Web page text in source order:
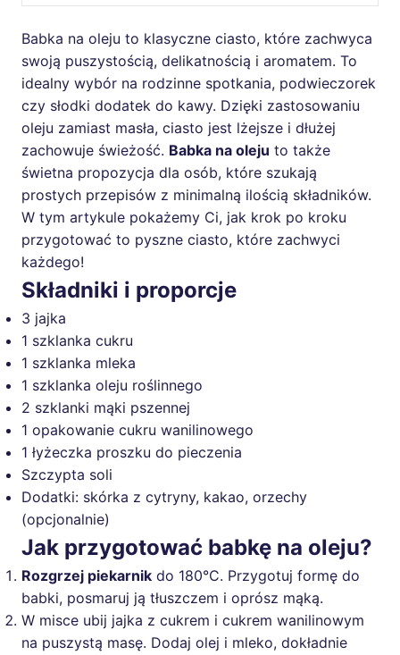
Babka na oleju to klasyczne ciasto, które zachwyca
swoją puszystością, delikatnością i aromatem. To
idealny wybór na rodzinne spotkania, podwieczorek
czy słodki dodatek do kawy. Dzięki zastosowaniu
oleju zamiast masła, ciasto jest lżejsze i dłużej
zachowuje świeżość. Babka na oleju to także
świetna propozycja dla osób, które szukają
prostych przepisów z minimalną ilością składników.
W tym artykule pokażemy Ci, jak krok po kroku
przygotować to pyszne ciasto, które zachwyci
każdego!
Składniki i proporcje
3 jajka
1 szklanka cukru
1 szklanka mleka
1 szklanka oleju roślinnego
2 szklanki mąki pszennej
1 opakowanie cukru wanilinowego
1 łyżeczka proszku do pieczenia
Szczypta soli
Dodatki: skórka z cytryny, kakao, orzechy
(opcjonalnie)
Jak przygotować babkę na oleju?
Rozgrzej piekarnik do 180°C. Przygotuj formę do
babki, posmaruj ją tłuszczem i oprósz mąką.
W misce ubij jajka z cukrem i cukrem wanilinowym
na puszystą masę. Dodaj olej i mleko, dokładnie